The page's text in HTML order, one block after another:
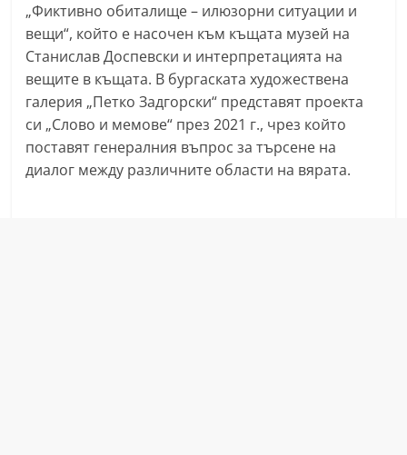
y
-
k
a
a
n
„Фиктивно обиталище – илюзорни ситуации и
вещи“, който е насочен към къщата музей на
Станислав Доспевски и интерпретацията на
вещите в къщата. В бургаската художествена
галерия „Петко Задгорски“ представят проекта
си „Слово и мемове“ през 2021 г., чрез който
поставят генералния въпрос за търсене на
диалог между различните области на вярата.